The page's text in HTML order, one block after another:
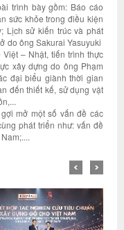
trình bày gồm: Báo cáo
sức khỏe trong điều kiện
Lịch sử kiến trúc và phát
do ông Sakurai Yasuyuki
– Nhật, tiến trình thực
xây dựng do ông Phạm
đại biểu giành thời gian
đến thiết kế, sử dụng vật
mở một số vấn đề các
phát triển như: vấn đề